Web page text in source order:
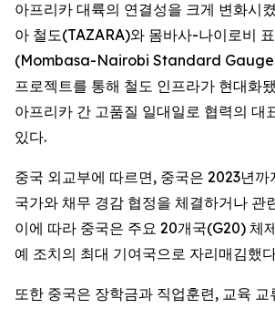
아프리카 대륙의 연결성을 크게 변화시
아 철도(TAZARA)와 몸바사-나이로비
(Mombasa-Nairobi Standard Gauge
프로젝트를 통해 철도 인프라가 현대화
아프리카 간 고품질 일대일로 협력의 대
있다.
중국 외교부에 따르면, 중국은 2023년까
국가와 채무 경감 협정을 체결하거나 관
이에 따라 중국은 주요 20개국(G20) 체
예 조치의 최대 기여국으로 자리매김했
또한 중국은 장학금과 직업훈련, 교육 교